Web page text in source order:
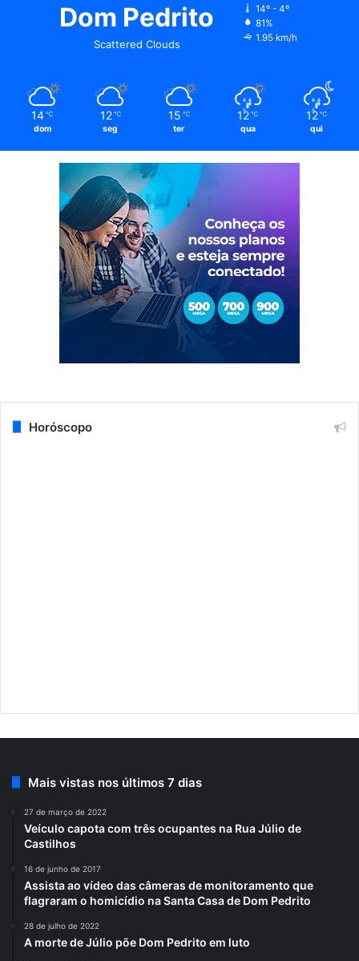
Dom Pedrito
Scattered Clouds
14º - 4º
81%
1.95 km/h
14 ℃
dom
12 ℃
seg
15 ℃
ter
12 ℃
qua
12 ℃
qui
Horóscopo
Mais vistas nos últimos 7 dias
27 de março de 2022
Veículo capota com três ocupantes na Rua Júlio de
Castilhos
16 de junho de 2017
Assista ao vídeo das câmeras de monitoramento que
flagraram o homicídio na Santa Casa de Dom Pedrito
28 de julho de 2022
A morte de Júlio põe Dom Pedrito em luto